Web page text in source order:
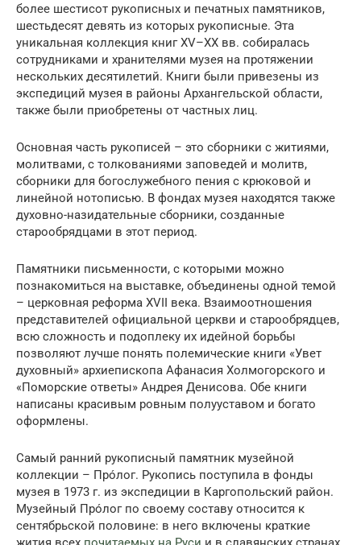
более шестисот рукописных и печатных памятников,
шестьдесят девять из которых рукописные. Эта
уникальная коллекция книг XV–XX вв. собиралась
сотрудниками и хранителями музея на протяжении
нескольких десятилетий. Книги были привезены из
экспедиций музея в районы Архангельской области,
также были приобретены от частных лиц.
Основная часть рукописей – это сборники с житиями,
молитвами, с толкованиями заповедей и молитв,
сборники для богослужебного пения с крюковой и
линейной нотописью. В фондах музея находятся также
духовно-назидательные сборники, созданные
старообрядцами в этот период.
Памятники письменности, с которыми можно
познакомиться на выставке, объединены одной темой
– церковная реформа XVII века. Взаимоотношения
представителей официальной церкви и старообрядцев,
всю сложность и подоплеку их идейной борьбы
позволяют лучше понять полемические книги «Увет
духовный» архиепископа Афанасия Холмогорского и
«Поморские ответы» Андрея Денисова. Обе книги
написаны красивым ровным полууставом и богато
оформлены.
Самый ранний рукописный памятник музейной
коллекции – Прóлог. Рукопись поступила в фонды
музея в 1973 г. из экспедиции в Каргопольский район.
Музейный Прóлог по своему составу относится к
сентябрьской половине: в него включены краткие